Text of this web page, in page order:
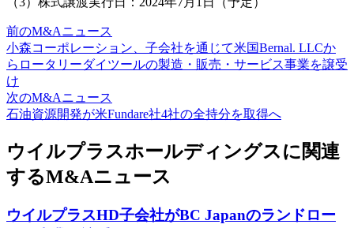
前のM&Aニュース
小森コーポレーション、子会社を通じて米国Bernal. LLCか
らロータリーダイツールの製造・販売・サービス事業を譲受
け
次のM&Aニュース
石油資源開発が米Fundare社4社の全持分を取得へ
ウイルプラスホールディングスに関連
するM&Aニュース
ウイルプラスHD子会社がBC Japanのランドロー